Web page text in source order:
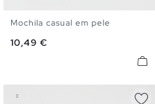
Mochila casual em pele
Preço
10,49 €